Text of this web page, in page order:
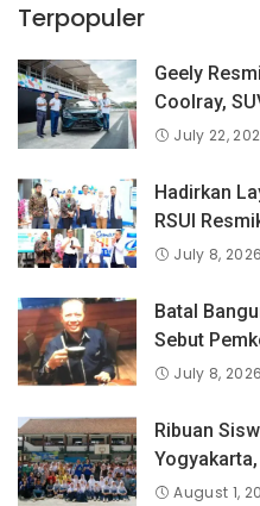
Terpopuler
Geely
Coolray,
Indonesia
July 22,
Hadirkan
RSUI
July 8, 2026
Batal
Sebut
July 8, 2026
Ribuan
Langsung
August 1,